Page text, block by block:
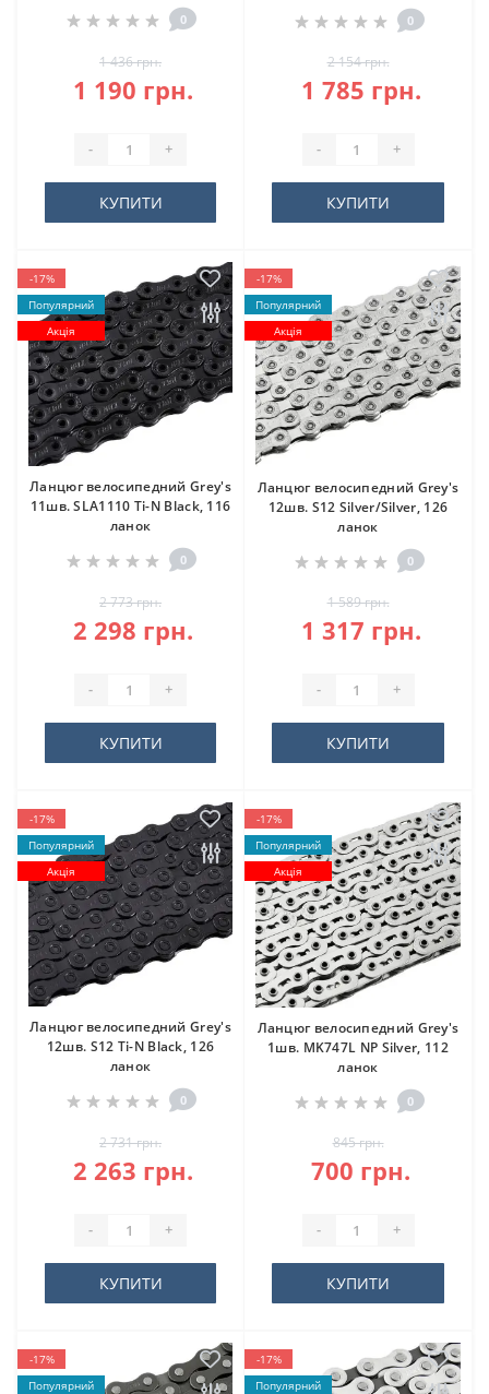
0
1 436 грн.
1 190 грн.
- +
КУПИТИ
0
2 154 грн.
1 785 грн.
- +
КУПИТИ
-17%
Популярний
Акція
Ланцюг велосипедний Grey's
11шв. SLA1110 Ti-N Black, 116
ланок
0
2 773 грн.
2 298 грн.
- +
КУПИТИ
-17%
Популярний
Акція
Ланцюг велосипедний Grey's
12шв. S12 Silver/Silver, 126
ланок
0
1 589 грн.
1 317 грн.
- +
КУПИТИ
-17%
Популярний
Акція
Ланцюг велосипедний Grey's
12шв. S12 Ti-N Black, 126
ланок
0
2 731 грн.
2 263 грн.
- +
КУПИТИ
-17%
Популярний
Акція
Ланцюг велосипедний Grey's
1шв. MK747L NP Silver, 112
ланок
0
845 грн.
700 грн.
- +
КУПИТИ
-17%
Популярний
-17%
Популярний